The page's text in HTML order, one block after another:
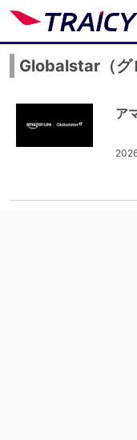
Globalstar（グ
ア